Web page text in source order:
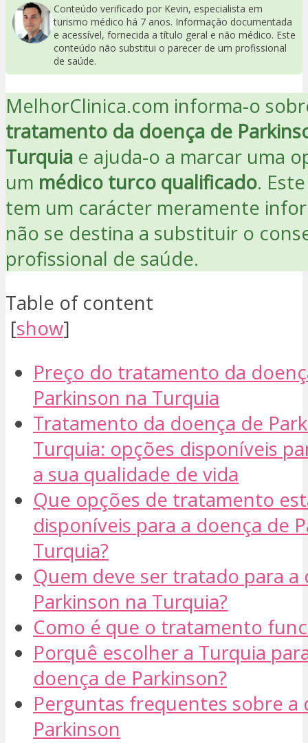
Conteúdo verificado por Kevin, especialista em
turismo médico há 7 anos. Informação documentada
e acessível, fornecida a título geral e não médico. Este
conteúdo não substitui o parecer de um profissional
de saúde.
MelhorClinica.com informa-o
tratamento da doença de
Turquia e ajuda-o a marcar uma
um médico turco qualificado.
tem um carácter meramente
não se destina a substituir o
profissional de saúde.
Table of content
[show]
Preço do tratamento da
Parkinson na Turquia
Tratamento da doença de
Turquia: opções disponíveis
a sua qualidade de vida
Que opções de tratamento
disponíveis para a doença de
Turquia?
Quem deve ser tratado para a
Parkinson na Turquia?
Como é que o tratamento
Porquê escolher a Turquia
doença de Parkinson?
Perguntas frequentes sobre a
Parkinson